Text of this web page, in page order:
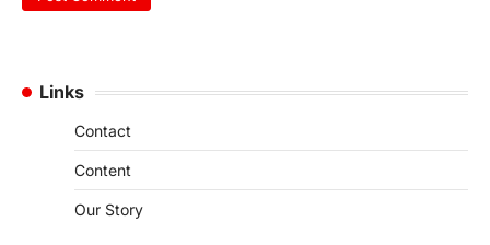
Links
Contact
Content
Our Story